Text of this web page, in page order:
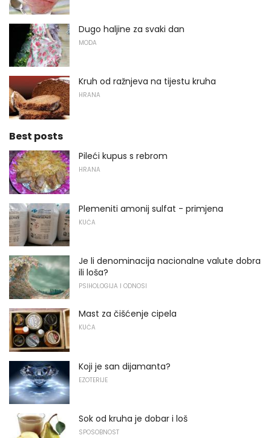
Dugo haljine za svaki dan
MODA
Kruh od ražnjeva na tijestu kruha
HRANA
Best posts
Pileći kupus s rebrom
HRANA
Plemeniti amonij sulfat - primjena
KUĆA
Je li denominacija nacionalne valute dobra
ili loša?
PSIHOLOGIJA I ODNOSI
Mast za čišćenje cipela
KUĆA
Koji je san dijamanta?
EZOTERIJE
Sok od kruha je dobar i loš
SPOSOBNOST